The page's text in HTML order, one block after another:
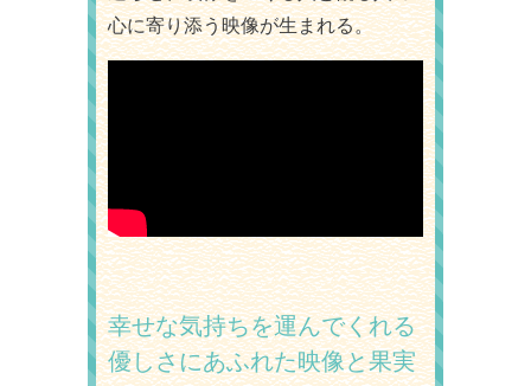
心に寄り添う映像が生まれる。
幸せな気持ちを運んでくれる
優しさにあふれた映像と果実